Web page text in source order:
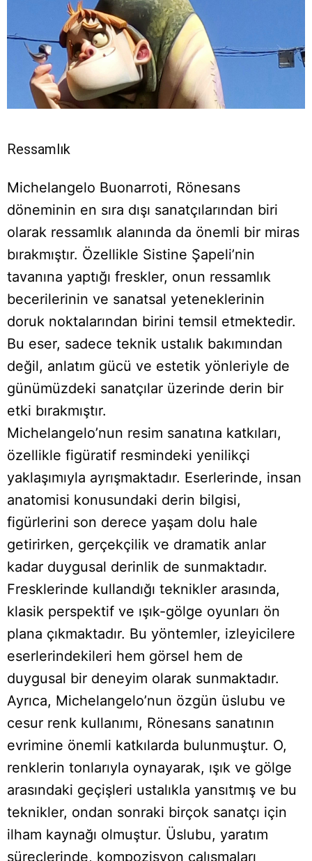
Ressamlık
Michelangelo Buonarroti, Rönesans
döneminin en sıra dışı sanatçılarından biri
olarak ressamlık alanında da önemli bir miras
bırakmıştır. Özellikle Sistine Şapeli’nin
tavanına yaptığı freskler, onun ressamlık
becerilerinin ve sanatsal yeteneklerinin
doruk noktalarından birini temsil etmektedir.
Bu eser, sadece teknik ustalık bakımından
değil, anlatım gücü ve estetik yönleriyle de
günümüzdeki sanatçılar üzerinde derin bir
etki bırakmıştır.
Michelangelo’nun resim sanatına katkıları,
özellikle figüratif resmindeki yenilikçi
yaklaşımıyla ayrışmaktadır. Eserlerinde, insan
anatomisi konusundaki derin bilgisi,
figürlerini son derece yaşam dolu hale
getirirken, gerçekçilik ve dramatik anlar
kadar duygusal derinlik de sunmaktadır.
Fresklerinde kullandığı teknikler arasında,
klasik perspektif ve ışık-gölge oyunları ön
plana çıkmaktadır. Bu yöntemler, izleyicilere
eserlerindekileri hem görsel hem de
duygusal bir deneyim olarak sunmaktadır.
Ayrıca, Michelangelo’nun özgün üslubu ve
cesur renk kullanımı, Rönesans sanatının
evrimine önemli katkılarda bulunmuştur. O,
renklerin tonlarıyla oynayarak, ışık ve gölge
arasındaki geçişleri ustalıkla yansıtmış ve bu
teknikler, ondan sonraki birçok sanatçı için
ilham kaynağı olmuştur. Üslubu, yaratım
süreçlerinde, kompozisyon çalışmaları